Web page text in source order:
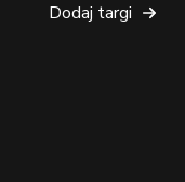
Dodaj targi